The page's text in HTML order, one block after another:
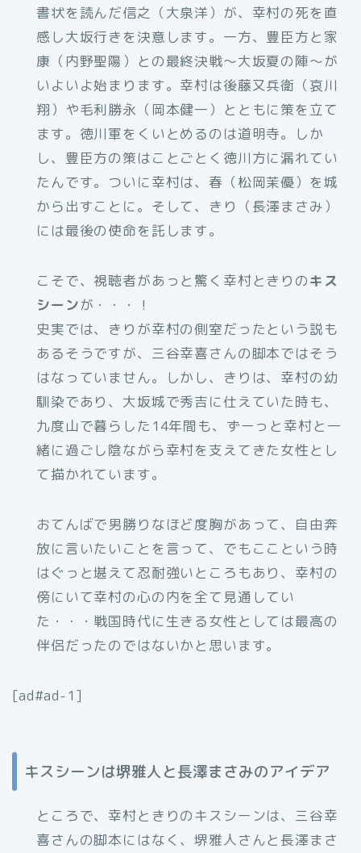
書状を読んだ信之（大泉洋）が、幸村の死を直
感し大坂行きを決意します。一方、豊臣方と家
康（内野聖陽）との最終決戦～大坂夏の陣～が
いよいよ始まります。幸村は後藤又兵衛（哀川
翔）や毛利勝永（岡本健一）とともに策を立て
ます。徳川軍をくいとめるのは道明寺。しか
し、豊臣方の策はことごとく徳川方に漏れてい
たんです。ついに幸村は、春（松岡茉優）を城
から出すことに。そして、きり（長澤まさみ）
には最後の使命を託します。
こそで、視聴者があっと驚く幸村ときりのキス
シーンが・・・！
史実では、きりが幸村の側室だったという説も
あるそうですが、三谷幸喜さんの脚本ではそう
はなっていません。しかし、きりは、幸村の幼
馴染であり、大坂城で秀吉に仕えていた時も、
九度山で暮らした14年間も、ずーっと幸村と一
緒に過ごし陰ながら幸村を支えてきた女性とし
て描かれています。
おてんばで男勝りなほど度胸があって、自由奔
放に言いたいことを言って、でもここという時
はぐっと堪えて忍耐強いところもあり、幸村の
傍にいて幸村の心の内を全て見通してい
た・・・戦国時代に生きる女性としては最高の
伴侶だったのではないかと思います。
[ad#ad-1]
キスシーンは堺雅人と長澤まさみのアイデア
ところで、幸村ときりのキスシーンは、三谷幸
喜さんの脚本にはなく、堺雅人さんと長澤まさ